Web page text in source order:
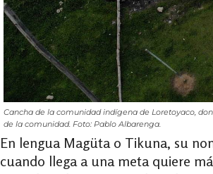
Cancha de la comunidad indígena de Loretoyaco,
de la comunidad. Foto: Pablo Albarenga.
En lengua Magüta o Tikuna, su
cuando llega a una meta quiere